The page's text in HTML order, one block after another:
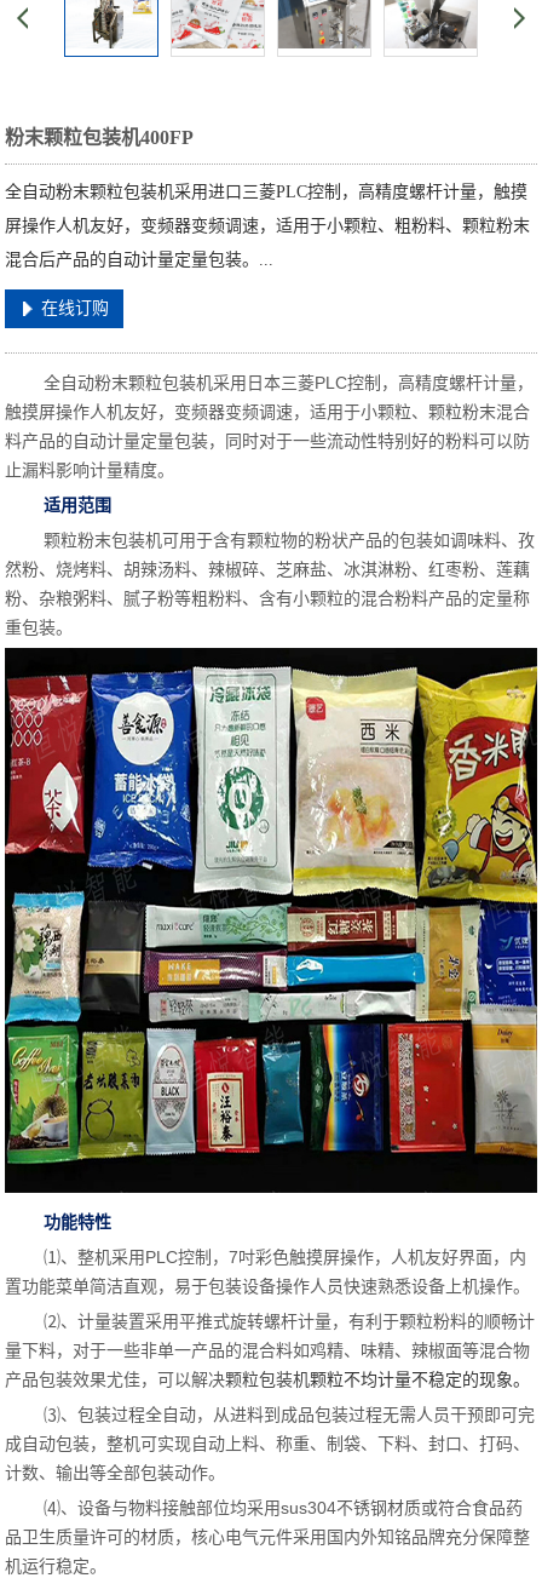
粉末颗粒包装机400FP
全自动粉末颗粒包装机采用进口三菱PLC控制，高精度螺杆计量，触摸
屏操作人机友好，变频器变频调速，适用于小颗粒、粗粉料、颗粒粉末
混合后产品的自动计量定量包装。...
在线订购
全自动粉末颗粒包装机采用日本三菱PLC控制，高精度螺杆计量，
触摸屏操作人机友好，变频器变频调速，适用于小颗粒、颗粒粉末混合
料产品的自动计量定量包装，同时对于一些流动性特别好的粉料可以防
止漏料影响计量精度。
适用范围
颗粒粉末包装机可用于含有颗粒物的粉状产品的包装如调味料、孜
然粉、烧烤料、胡辣汤料、辣椒碎、芝麻盐、冰淇淋粉、红枣粉、莲藕
粉、杂粮粥料、腻子粉等粗粉料、含有小颗粒的混合粉料产品的定量称
重包装。
功能特性
⑴、整机采用PLC控制，7吋彩色触摸屏操作，人机友好界面，内
置功能菜单简洁直观，易于包装设备操作人员快速熟悉设备上机操作。
⑵、计量装置采用平推式旋转螺杆计量，有利于颗粒粉料的顺畅计
量下料，对于一些非单一产品的混合料如鸡精、味精、辣椒面等混合物
产品包装效果尤佳，可以解决颗粒包装机颗粒不均计量不稳定的现象。
⑶、包装过程全自动，从进料到成品包装过程无需人员干预即可完
成自动包装，整机可实现自动上料、称重、制袋、下料、封口、打码、
计数、输出等全部包装动作。
⑷、设备与物料接触部位均采用sus304不锈钢材质或符合食品药
品卫生质量许可的材质，核心电气元件采用国内外知铭品牌充分保障整
机运行稳定。